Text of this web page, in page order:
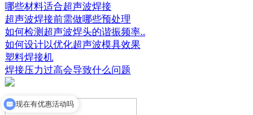
哪些材料适合超声波焊接
超声波焊接前需做哪些预处理
如何检测超声波焊头的谐振频率..
如何设计以优化超声波模具效果
塑料焊接机
焊接压力过高会导致什么问题
现在有优惠活动吗